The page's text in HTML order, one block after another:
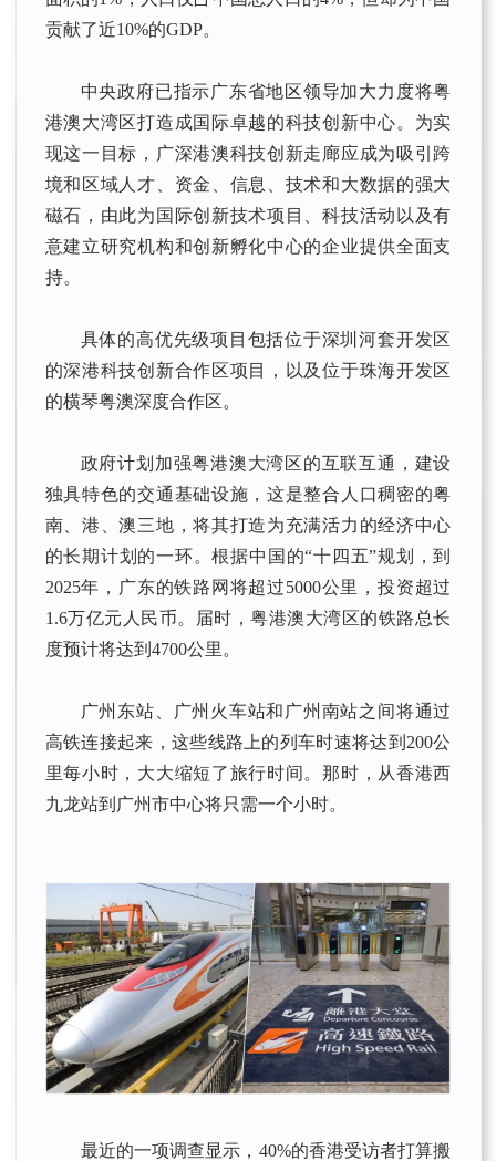
贡献了近10%的GDP。
中央政府已指示广东省地区领导加大力度将粤
港澳大湾区打造成国际卓越的科技创新中心。为实
现这一目标，广深港澳科技创新走廊应成为吸引跨
境和区域人才、资金、信息、技术和大数据的强大
磁石，由此为国际创新技术项目、科技活动以及有
意建立研究机构和创新孵化中心的企业提供全面支
持。
具体的高优先级项目包括位于深圳河套开发区
的深港科技创新合作区项目，以及位于珠海开发区
的横琴粤澳深度合作区。
政府计划加强粤港澳大湾区的互联互通，建设
独具特色的交通基础设施，这是整合人口稠密的粤
南、港、澳三地，将其打造为充满活力的经济中心
的长期计划的一环。根据中国的“十四五”规划，到
2025年，广东的铁路网将超过5000公里，投资超过
1.6万亿元人民币。届时，粤港澳大湾区的铁路总长
度预计将达到4700公里。
广州东站、广州火车站和广州南站之间将通过
高铁连接起来，这些线路上的列车时速将达到200公
里每小时，大大缩短了旅行时间。那时，从香港西
九龙站到广州市中心将只需一个小时。
最近的一项调查显示，40%的香港受访者打算搬